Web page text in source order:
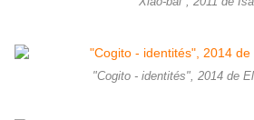
"Cogito - identités", 2014 de